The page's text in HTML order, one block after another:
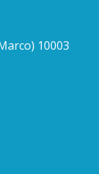
10003